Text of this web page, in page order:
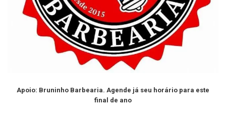
Apoio: Bruninho Barbearia. Agende já seu horário para este
final de ano